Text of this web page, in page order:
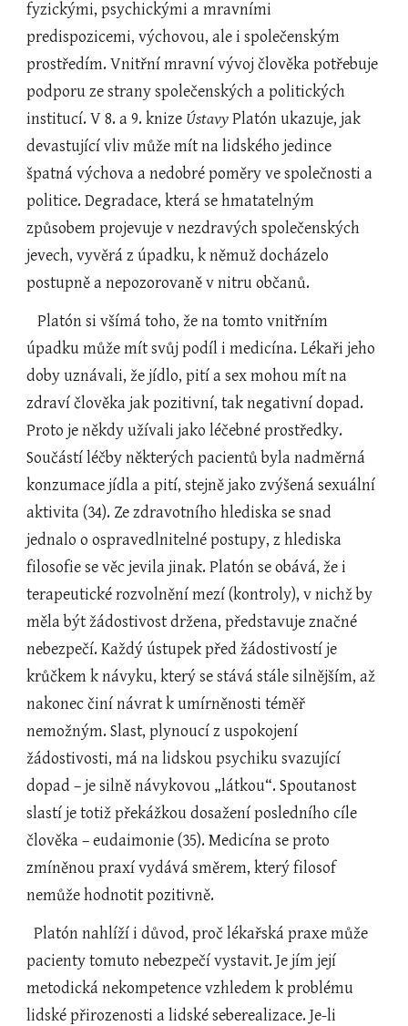
fyzickými, psychickými a mravními
predispozicemi, výchovou, ale i společenským
prostředím. Vnitřní mravní vývoj člověka potřebuje
podporu ze strany společenských a politických
institucí. V 8. a 9. knize Ústavy Platón ukazuje, jak
devastující vliv může mít na lidského jedince
špatná výchova a nedobré poměry ve společnosti a
politice. Degradace, která se hmatatelným
způsobem projevuje v nezdravých společenských
jevech, vyvěrá z úpadku, k němuž docházelo
postupně a nepozorovaně v nitru občanů.
   Platón si všímá toho, že na tomto vnitřním
úpadku může mít svůj podíl i medicína. Lékaři jeho
doby uznávali, že jídlo, pití a sex mohou mít na
zdraví člověka jak pozitivní, tak negativní dopad.
Proto je někdy užívali jako léčebné prostředky.
Součástí léčby některých pacientů byla nadměrná
konzumace jídla a pití, stejně jako zvýšená sexuální
aktivita (34). Ze zdravotního hlediska se snad
jednalo o ospravedlnitelné postupy, z hlediska
filosofie se věc jevila jinak. Platón se obává, že i
terapeutické rozvolnění mezí (kontroly), v nichž by
měla být žádostivost držena, představuje značné
nebezpečí. Každý ústupek před žádostivostí je
krůčkem k návyku, který se stává stále silnějším, až
nakonec činí návrat k umírněnosti téměř
nemožným. Slast, plynoucí z uspokojení
žádostivosti, má na lidskou psychiku svazující
dopad – je silně návykovou „látkou“. Spoutanost
slastí je totiž překážkou dosažení posledního cíle
člověka – eudaimonie (35). Medicína se proto
zmíněnou praxí vydává směrem, který filosof
nemůže hodnotit pozitivně.
  Platón nahlíží i důvod, proč lékařská praxe může
pacienty tomuto nebezpečí vystavit. Je jím její
metodická nekompetence vzhledem k problému
lidské přirozenosti a lidské seberealizace. Je-li